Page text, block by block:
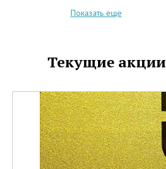
качественным обслуживанием.
косметических товаров, об
изменениях в косметическом
Показать еще
Текущие акции